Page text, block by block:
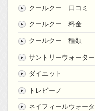
クールクー 口コミ
クールクー 料金
クールクー 種類
サントリーウォータ
ダイエット
トレビーノ
ネイフィールウォー